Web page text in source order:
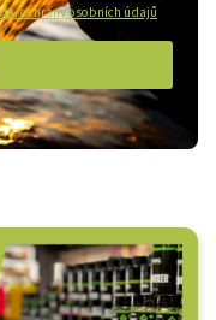
ochrany osobních údajů